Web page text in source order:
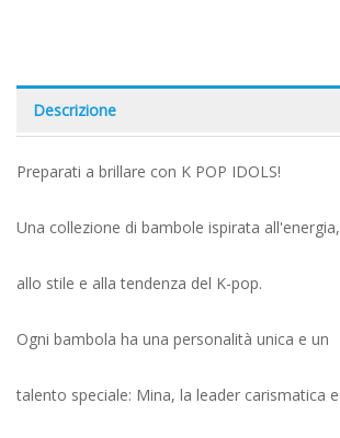
Descrizione
Preparati a brillare con K POP IDOLS!
Una collezione di bambole ispirata all'energia,
allo stile e alla tendenza del K-pор.
Ogni bambola ha una personalità unica e un
talento speciale: Mina, la leader carismatica e